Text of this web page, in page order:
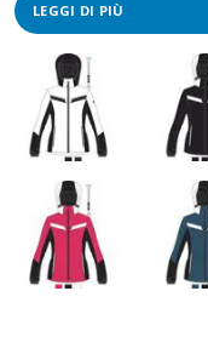
LEGGI DI PIÙ